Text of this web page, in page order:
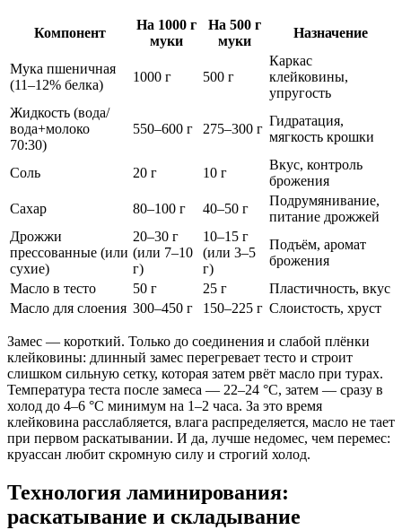
Компонент
На 1000 г
муки
На 500 г
муки
Назначение
Мука пшеничная
(11–12% белка)
1000 г 500 г
Каркас
клейковины,
упругость
Жидкость (вода/
вода+молоко
70:30)
550–600 г 275–300 г
Гидратация,
мягкость крошки
Соль 20 г 10 г
Вкус, контроль
брожения
Сахар
80–100 г 40–50 г
Подрумянивание,
питание дрожжей
Дрожжи
прессованные (или
сухие)
20–30 г
(или 7–10
г)
10–15 г
(или 3–5
г)
Подъём, аромат
брожения
Масло в тесто
50 г 25 г
Пластичность, вкус
Масло для слоения 300–450 г 150–225 г Слоистость, хруст
Замес — короткий. Только до соединения и слабой плёнки
клейковины: длинный замес перегревает тесто и строит
слишком сильную сетку, которая затем рвёт масло при турах.
Температура теста после замеса — 22–24 °C, затем — сразу в
холод до 4–6 °C минимум на 1–2 часа. За это время
клейковина расслабляется, влага распределяется, масло не тает
при первом раскатывании. И да, лучше недомес, чем перемес:
круассан любит скромную силу и строгий холод.
Технология ламинирования:
раскатывание и складывание